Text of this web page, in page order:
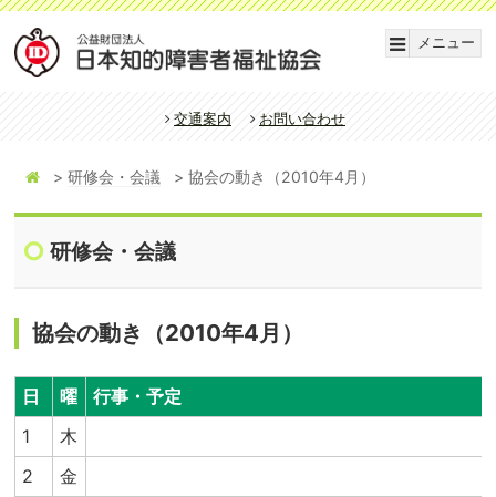
メニュー
交通案内 お問い合わせ
研修会・会議 協会の動き（2010年4月）
研修会・会議
協会の動き（2010年4月）
日 曜
行事・予定
1
木
2
金